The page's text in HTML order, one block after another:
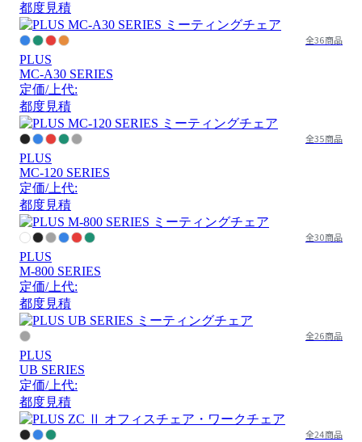
都度見積
全36商品
PLUS
MC-A30 SERIES
定価/上代:
都度見積
全35商品
PLUS
MC-120 SERIES
定価/上代:
都度見積
全30商品
PLUS
M-800 SERIES
定価/上代:
都度見積
全26商品
PLUS
UB SERIES
定価/上代:
都度見積
全24商品